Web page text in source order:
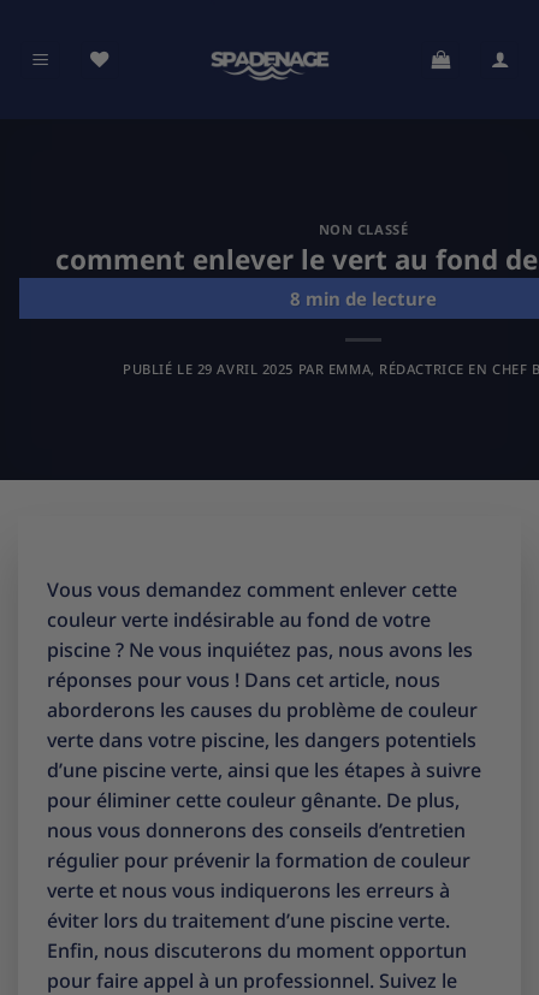
contenu
NON CLASSÉ
comment enlever le vert au fond
PUBLIÉ LE 29 AVRIL 2025 PAR EMMA, RÉDACTRICE EN CHEF
Vous vous demandez comment enlever cette
couleur verte indésirable au fond de votre
piscine ? Ne vous inquiétez pas, nous avons les
réponses pour vous ! Dans cet article, nous
aborderons les causes du problème de couleur
verte dans votre piscine, les dangers potentiels
d’une piscine verte, ainsi que les étapes à suivre
pour éliminer cette couleur gênante. De plus,
nous vous donnerons des conseils d’entretien
régulier pour prévenir la formation de couleur
verte et nous vous indiquerons les erreurs à
éviter lors du traitement d’une piscine verte.
Enfin, nous discuterons du moment opportun
pour faire appel à un professionnel. Suivez le